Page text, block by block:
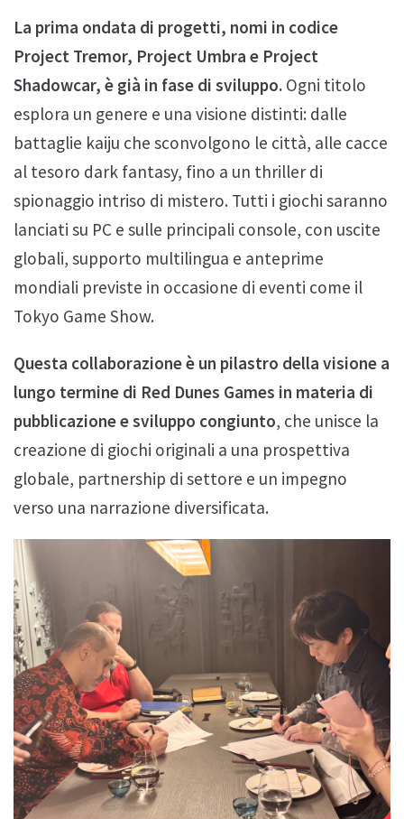
La prima ondata di progetti, nomi in codice
Project Tremor, Project Umbra e Project
Shadowcar, è già in fase di sviluppo. Ogni titolo
esplora un genere e una visione distinti: dalle
battaglie kaiju che sconvolgono le città, alle cacce
al tesoro dark fantasy, fino a un thriller di
spionaggio intriso di mistero. Tutti i giochi saranno
lanciati su PC e sulle principali console, con uscite
globali, supporto multilingua e anteprime
mondiali previste in occasione di eventi come il
Tokyo Game Show.
Questa collaborazione è un pilastro della visione a
lungo termine di Red Dunes Games in materia di
pubblicazione e sviluppo congiunto, che unisce la
creazione di giochi originali a una prospettiva
globale, partnership di settore e un impegno
verso una narrazione diversificata.